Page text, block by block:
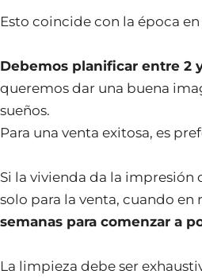
Esto coincide con la época
Debemos planificar entre 2
queremos dar una buena
sueños.
Para una venta exitosa, es
Si la vivienda da la impresión
solo para la venta, cuando en
semanas para comenzar a
La limpieza debe ser